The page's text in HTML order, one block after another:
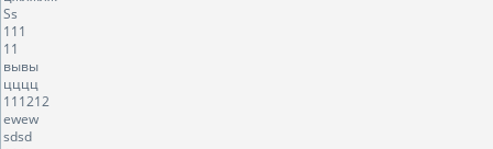
Ss
111
11
вывы
цццц
111212
ewew
sdsd